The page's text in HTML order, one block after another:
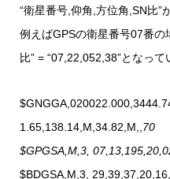
“衛星番号,仰角,方位角,SN比”
例えばGPSの衛星番号07番の
比” = “07,22,052,38”となって
1.65,138.14,M,34.82,M,, 70
$GPGSA,M,3,
$BDGSA,M,3,